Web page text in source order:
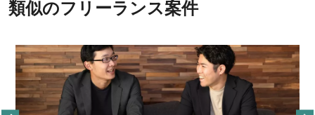
類似のフリーランス案件